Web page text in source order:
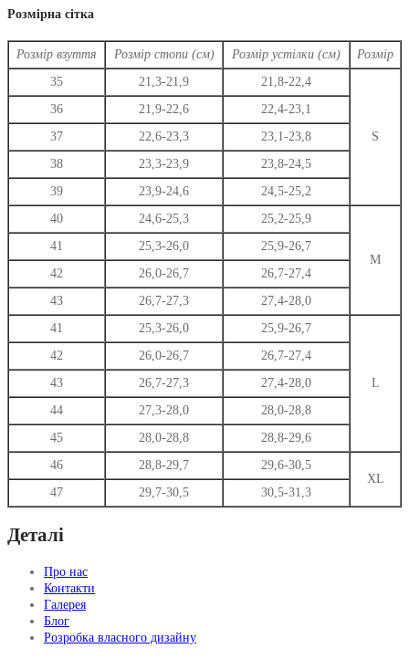
варіантів.
можна
вибрати
сторінці
Розмірна сітка
Розмір взуття Розмір стопи (см) Розмір устілки (см)
Розмір
35
21,3-21,9 21,8-22,4
S
36 21,9-22,6
22,4-23,1
37
22,6-23,3
23,1-23,8
38
23,3-23,9
23,8-24,5
39
23,9-24,6
24,5-25,2
40
24,6-25,3 25,2-25,9
M
41 25,3-26,0
25,9-26,7
42
26,0-26,7
26,7-27,4
43
26,7-27,3
27,4-28,0
41
25,3-26,0 25,9-26,7
L
42 26,0-26,7
26,7-27,4
43
26,7-27,3
27,4-28,0
44
27,3-28,0
28,0-28,8
45
28,0-28,8
28,8-29,6
46
28,8-29,7
29,6-30,5
XL
47
29,7-30,5 30,5-31,3
Деталі
Про нас
Контакти
Галерея
Блог
Розробка власного дизайну